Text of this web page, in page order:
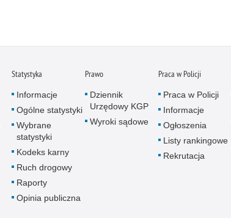
Statystyka
Informacje
Ogólne statystyki
Wybrane
statystyki
Kodeks karny
Ruch drogowy
Raporty
Opinia publiczna
Prawo
Dziennik
Urzędowy KGP
Wyroki sądowe
Praca w Policji
Praca w Policji
Informacje
Ogłoszenia
Listy rankingowe
Rekrutacja